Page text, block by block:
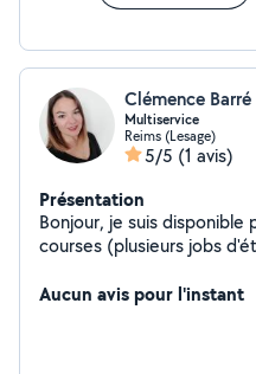
Clémence Barré
Multiservice
Reims (Lesage)
5/5 (1 avis)
Présentation
Bonjour, je suis disponible
courses (plusieurs jobs
scolaire (diplômée d'un
Aucun avis pour l'instant